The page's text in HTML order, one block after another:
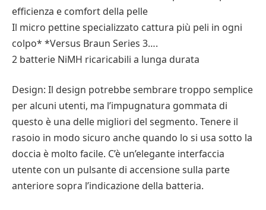
efficienza e comfort della pelle
Il micro pettine specializzato cattura più peli in ogni
colpo* *Versus Braun Series 3….
2 batterie NiMH ricaricabili a lunga durata
Design: Il design potrebbe sembrare troppo semplice
per alcuni utenti, ma l’impugnatura gommata di
questo è una delle migliori del segmento. Tenere il
rasoio in modo sicuro anche quando lo si usa sotto la
doccia è molto facile. C’è un’elegante interfaccia
utente con un pulsante di accensione sulla parte
anteriore sopra l’indicazione della batteria.